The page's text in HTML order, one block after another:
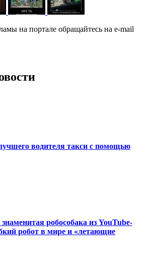
на портале обращайтесь на e-mail
водителя такси с помощью
робособака из YouTube-
робот в мире и «летающие